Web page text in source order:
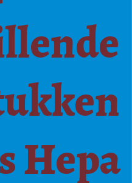
Hepa